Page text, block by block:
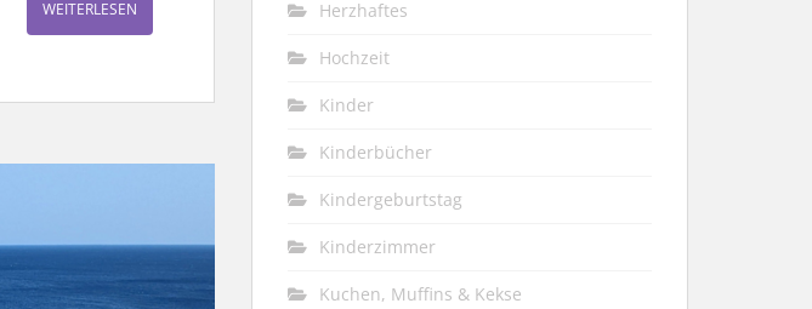
WEITERLESEN Herzhaftes
Hochzeit
Kinder
Kinderbücher
Kindergeburtstag
Kinderzimmer
Kuchen, Muffins & Kekse